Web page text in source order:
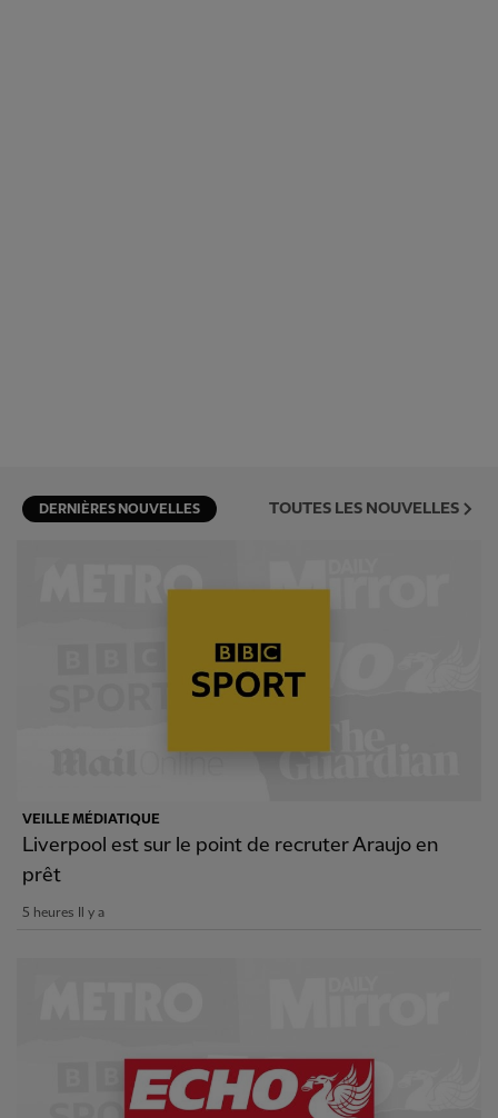
DERNIÈRES NOUVELLES TOUTES LES NOUVELLES
VEILLE MÉDIATIQUE
Liverpool est sur le point de recruter Araujo en
prêt
5 heures Il y a